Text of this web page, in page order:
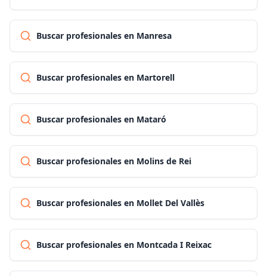
Buscar profesionales en Manresa
Buscar profesionales en Martorell
Buscar profesionales en Mataró
Buscar profesionales en Molins de Rei
Buscar profesionales en Mollet Del Vallès
Buscar profesionales en Montcada I Reixac